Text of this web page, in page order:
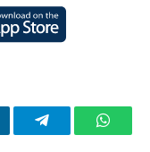
Telegram